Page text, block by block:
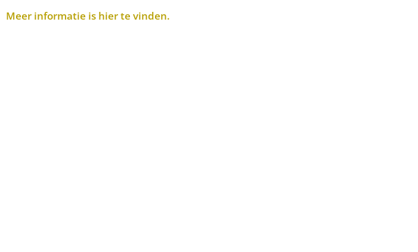
Meer informatie is hier te vinden.